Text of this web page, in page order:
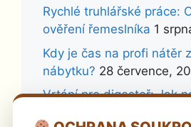
Rychlé truhlářské práce:
ověření řemeslníka 1
Kdy je čas na profi nátěr
nábytku? 28 července,
Vrtání pro digestoř: Jak